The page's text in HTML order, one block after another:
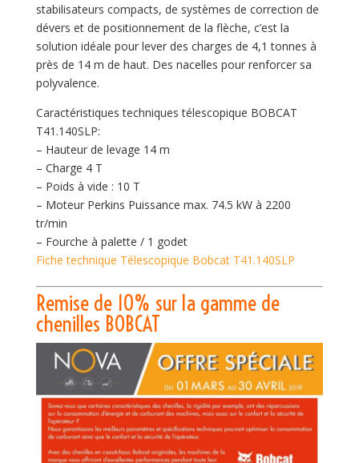
stabilisateurs compacts, de systèmes de correction de
dévers et de positionnement de la flèche, c’est la
solution idéale pour lever des charges de 4,1 tonnes à
près de 14 m de haut. Des nacelles pour renforcer sa
polyvalence.
Caractéristiques techniques télescopique BOBCAT
T41.140SLP:
– Hauteur de levage 14 m
– Charge 4 T
– Poids à vide : 10 T
– Moteur Perkins Puissance max. 74.5 kW à 2200
tr/min
– Fourche à palette / 1 godet
Fiche technique Télescopique Bobcat T41.140SLP
Remise de 10% sur la gamme de
chenilles BOBCAT